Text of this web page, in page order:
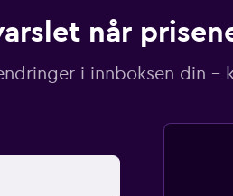
når
i innboksen din –